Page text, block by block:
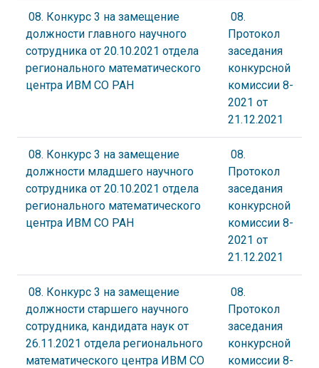
08. Конкурс 3 на замещение
должности главного научного
сотрудника от 20.10.2021 отдела
регионального математического
центра ИВМ СО РАН
08.
Протокол
заседания
конкурсной
комиссии 8-
2021 от
21.12.2021
08. Конкурс 3 на замещение
должности младшего научного
сотрудника от 20.10.2021 отдела
регионального математического
центра ИВМ СО РАН
08.
Протокол
заседания
конкурсной
комиссии 8-
2021 от
21.12.2021
08. Конкурс 3 на замещение
должности старшего научного
сотрудника, кандидата наук от
26.11.2021 отдела регионального
математического центра ИВМ СО
08.
Протокол
заседания
конкурсной
комиссии 8-